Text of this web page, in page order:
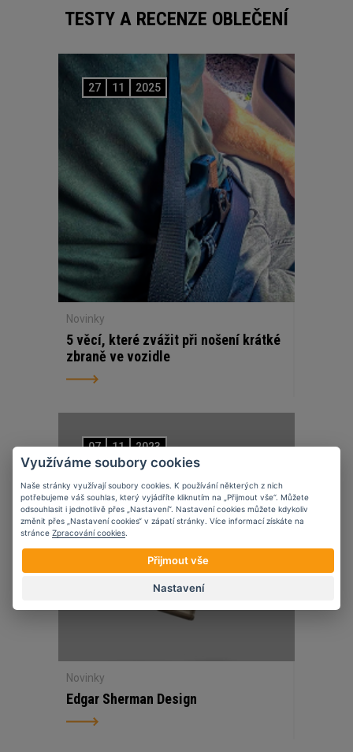
TESTY A RECENZE OBLEČENÍ
27 11 2025
Novinky
5 věcí, které zvážit při nošení krátké
zbraně ve vozidle
07 11 2023
Novinky
Edgar Sherman Design
Využíváme soubory cookies
Naše stránky využívají soubory cookies. K používání některých z nich
potřebujeme váš souhlas, který vyjádříte kliknutím na „Přijmout vše“. Můžete
odsouhlasit i jednotlivě přes „Nastavení“. Nastavení cookies můžete kdykoliv
změnit přes „Nastavení cookies“ v zápatí stránky. Více informací získáte na
stránce Zpracování cookies
Přijmout vše
Nastavení